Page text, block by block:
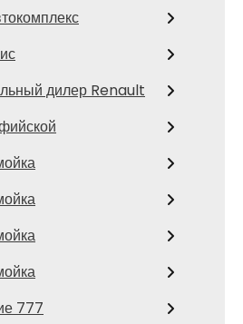
дилер Renault
777